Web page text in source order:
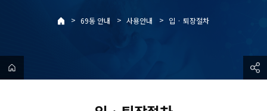
> 69동 안내 > 사용안내 > 입 · 퇴장절차